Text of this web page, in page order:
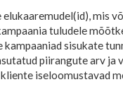
elukaaremudel(id), mis
tuludele
kampaaniad sisukate
piirangute arv ja
iseloomustavad